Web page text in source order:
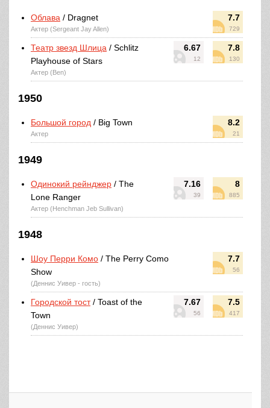
7.7
729
Облава / Dragnet
Актер (Sergeant Jay Allen)
6.67
12
7.8
130
Театр звезд Шлица / Schlitz
Playhouse of Stars
Актер (Ben)
1950
8.2
21
Большой город / Big Town
Актер
1949
7.16
39
8
885
Одинокий рейнджер / The
Lone Ranger
Актер (Henchman Jeb Sullivan)
1948
7.7
56
Шоу Перри Комо / The Perry Como
Show
(Деннис Уивер - гость)
7.67
56
7.5
417
Городской тост/ Toast of the
Town
(Деннис Уивер)